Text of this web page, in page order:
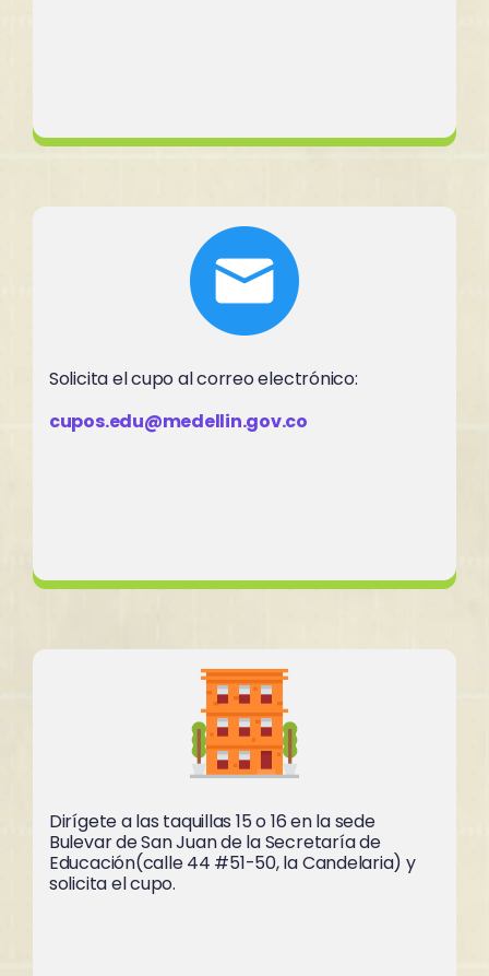
Solicita el cupo al correo electrónico:
cupos.edu@medellin.gov.co
Dirígete a las taquillas 15 o 16 en la sede
Bulevar de San Juan de la Secretaría de
Educación(calle 44 #51-50, la Candelaria) y
solicita el cupo.